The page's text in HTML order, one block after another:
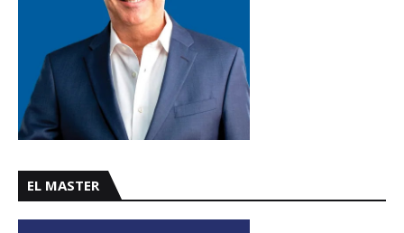
EL MASTER